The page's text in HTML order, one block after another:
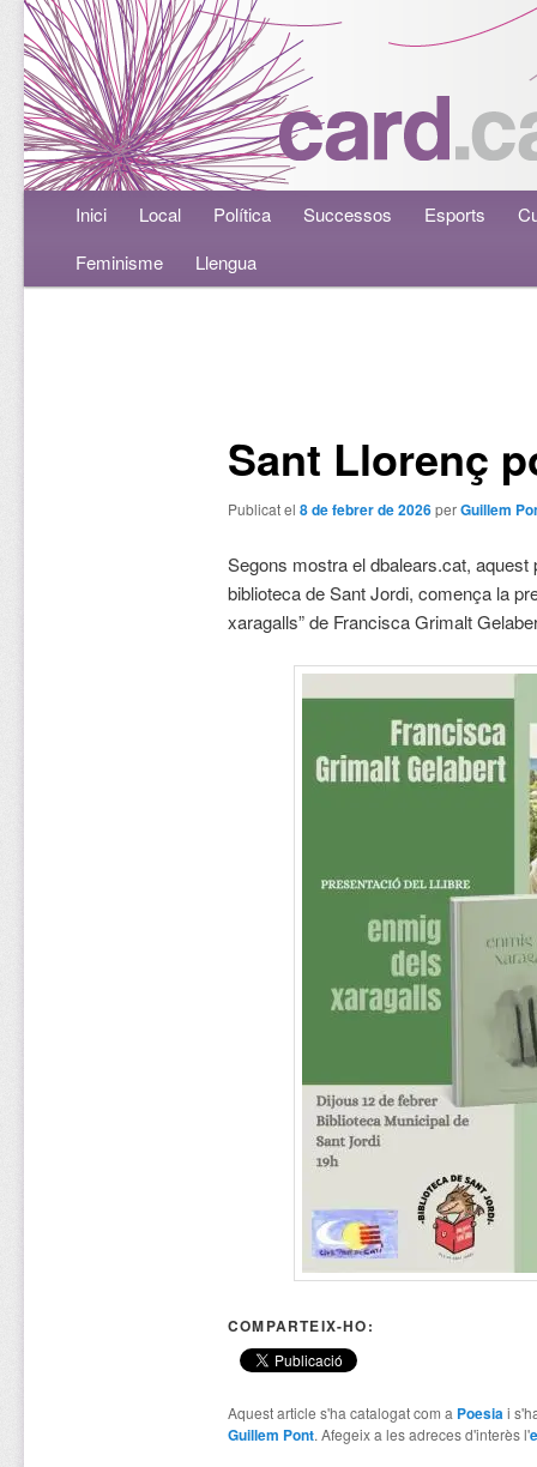
Menú principalAneu al contingut principal
Aneu al contingut secundari
Inici Local Política Successos Esports
Feminisme
Llengua
Sant Llorenç
Publicat el 8 de febrer de 2026perGuillem
Segons mostra el dbalears.cat, aquest
biblioteca de Sant Jordi, comença la
xaragalls” de Francisca Grimalt
COMPARTEIX-HO:
Aquest article s'ha catalogat com a Poesiai
Guillem Pont. Afegeix a les adreces d'interès l'